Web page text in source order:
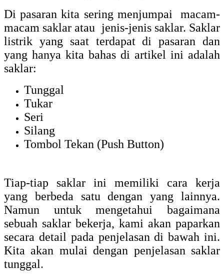
Di pasaran kita sering menjumpai macam-
macam saklar atau jenis-jenis saklar. Saklar
listrik yang saat terdapat di pasaran dan
yang hanya kita bahas di artikel ini adalah
saklar:
Tunggal
Tukar
Seri
Silang
Tombol Tekan (Push Button)
Tiap-tiap saklar ini memiliki cara kerja
yang berbeda satu dengan yang lainnya.
Namun untuk mengetahui bagaimana
sebuah saklar bekerja, kami akan paparkan
secara detail pada penjelasan di bawah ini.
Kita akan mulai dengan penjelasan saklar
tunggal.